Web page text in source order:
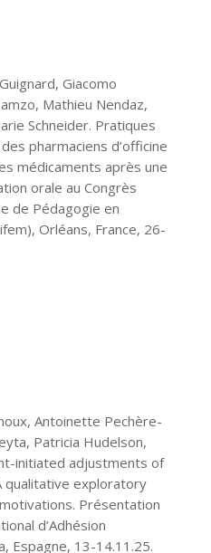
Giacomo
Mathieu Nendaz,
Schneider. Pratiques
pharmaciens d’officine
médicaments après une
orale au Congrès
de Pédagogie en
Orléans, France, 26-
Antoinette Pechère-
Patricia Hudelson,
initiated adjustments of
qualitative exploratory
Présentation
d’Adhésion
Espagne, 13-14.11.25.